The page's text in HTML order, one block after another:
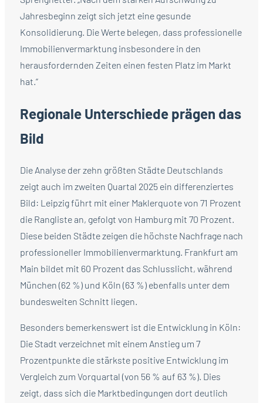
Jahresbeginn zeigt sich jetzt eine gesunde
Konsolidierung. Die Werte belegen, dass professionelle
Immobilienvermarktung insbesondere in den
herausfordernden Zeiten einen festen Platz im Markt
hat.“
Regionale Unterschiede prägen das
Bild
Die Analyse der zehn größten Städte Deutschlands
zeigt auch im zweiten Quartal 2025 ein differenziertes
Bild: Leipzig führt mit einer Maklerquote von 71 Prozent
die Rangliste an, gefolgt von Hamburg mit 70 Prozent.
Diese beiden Städte zeigen die höchste Nachfrage nach
professioneller Immobilienvermarktung. Frankfurt am
Main bildet mit 60 Prozent das Schlusslicht, während
München (62 %) und Köln (63 %) ebenfalls unter dem
bundesweiten Schnitt liegen.
Besonders bemerkenswert ist die Entwicklung in Köln:
Die Stadt verzeichnet mit einem Anstieg um 7
Prozentpunkte die stärkste positive Entwicklung im
Vergleich zum Vorquartal (von 56 % auf 63 %). Dies
zeigt, dass sich die Marktbedingungen dort deutlich